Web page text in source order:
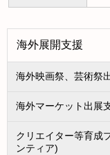
海外展開支援
海外映画祭、芸術祭
海外マーケット出展
クリエイター等育成
ンティア)